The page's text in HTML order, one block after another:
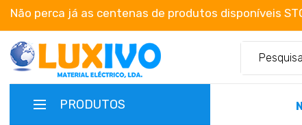
Não perca já as centenas de produtos disponíveis
PRODUTOS